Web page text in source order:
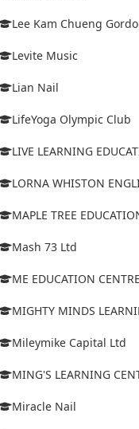
Lee Kam Chueng
Levite Music
Lian Nail
LifeYoga Olympic Club
LIVE LEARNING
LORNA WHISTON
MAPLE TREE
Mash 73 Ltd
ME EDUCATION
MIGHTY MINDS
Mileymike Capital Ltd
MING'S LEARNING
Miracle Nail